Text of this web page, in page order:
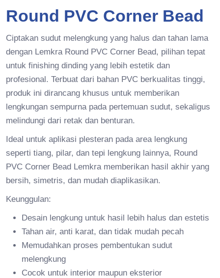
Round PVC Corner Bead
Ciptakan sudut melengkung yang halus dan tahan lama
dengan Lemkra Round PVC Corner Bead, pilihan tepat
untuk finishing dinding yang lebih estetik dan
profesional. Terbuat dari bahan PVC berkualitas tinggi,
produk ini dirancang khusus untuk memberikan
lengkungan sempurna pada pertemuan sudut, sekaligus
melindungi dari retak dan benturan.
Ideal untuk aplikasi plesteran pada area lengkung
seperti tiang, pilar, dan tepi lengkung lainnya, Round
PVC Corner Bead Lemkra memberikan hasil akhir yang
bersih, simetris, dan mudah diaplikasikan.
Keunggulan:
Desain lengkung untuk hasil lebih halus dan estetis
Tahan air, anti karat, dan tidak mudah pecah
Memudahkan proses pembentukan sudut
melengkung
Cocok untuk interior maupun eksterior